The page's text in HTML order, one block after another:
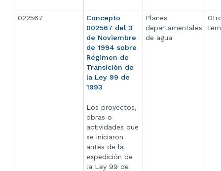
022567
Concepto
002567 del 3
de Noviembre
de 1994 sobre
Régimen de
Transición de
la Ley 99 de
1993
Los proyectos,
obras o
actividades que
se iniciaron
antes de la
expedición de
la Ley 99 de
Planes
departamentales
de agua